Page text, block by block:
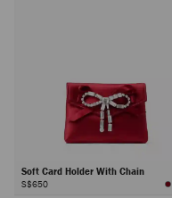
Soft Card Holder With Chain
S$650